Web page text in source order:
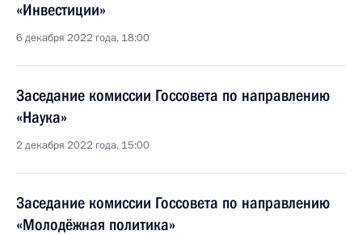
«Инвестиции»
6 декабря 2022 года, 18:00
Заседание комиссии Госсовета по направлению
«Наука»
2 декабря 2022 года, 15:00
Заседание комиссии Госсовета по направлению
«Молодёжная политика»